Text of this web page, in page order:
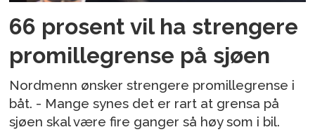
66 prosent vil ha strengere
promillegrense på sjøen
Nordmenn ønsker strengere promillegrense i
båt. - Mange synes det er rart at grensa på
sjøen skal være fire ganger så høy som i bil.